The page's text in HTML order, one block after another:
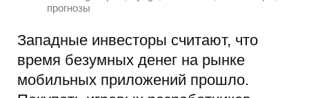
прогнозы
Западные инвесторы считают, что
время безумных денег на рынке
мобильных приложений прошло.